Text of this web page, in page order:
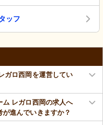
ッフ
ガロ西岡を運営してい
ム レガロ西岡の求人へ
進んでいきますか？